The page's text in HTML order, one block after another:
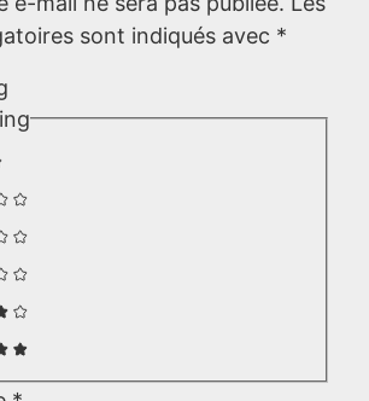
sont indiqués avec *